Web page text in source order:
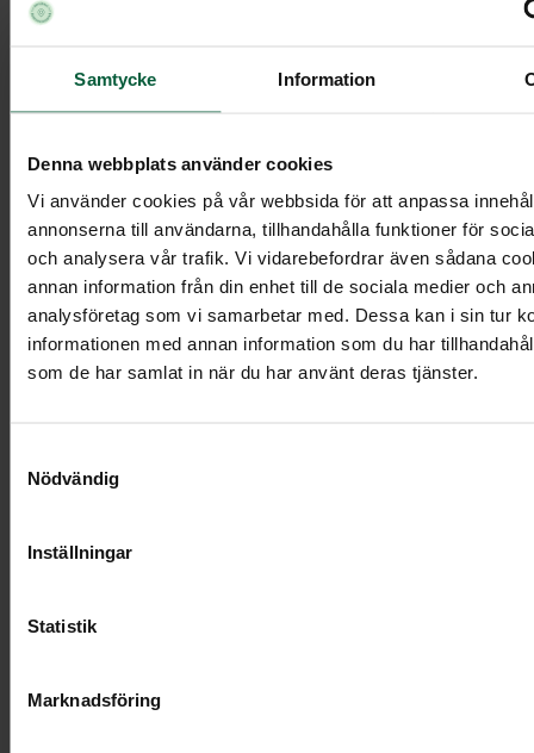
Samtycke Information
Denna webbplats använder cookies
Vi använder cookies på vår webbsida för att anpassa
annonserna till användarna, tillhandahålla funktioner för
och analysera vår trafik. Vi vidarebefordrar även sådana
annan information från din enhet till de sociala medier och
analysföretag som vi samarbetar med. Dessa kan i sin tur
informationen med annan information som du har
som de har samlat in när du har använt deras tjänster.
Nödvändig
Inställningar
Statistik
Marknadsföring
6 895 kr
Visa mer